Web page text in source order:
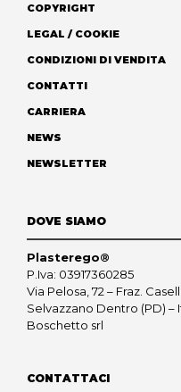
COPYRIGHT
LEGAL / COOKIE
CONDIZIONI DI VENDITA
CONTATTI
CARRIERA
NEWS
NEWSLETTER
DOVE SIAMO
Plasterego®
P.Iva: 03917360285
Via Pelosa, 72 – Fraz.
Selvazzano Dentro (PD) –
Boschetto srl
CONTATTACI